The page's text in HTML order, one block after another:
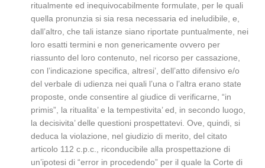
ritualmente ed inequivocabilmente formulate, per le quali
quella pronunzia si sia resa necessaria ed ineludibile, e,
dall’altro, che tali istanze siano riportate puntualmente, nei
loro esatti termini e non genericamente ovvero per
riassunto del loro contenuto, nel ricorso per cassazione,
con l’indicazione specifica, altresi’, dell’atto difensivo e/o
del verbale di udienza nei quali l’una o l’altra erano state
proposte, onde consentire al giudice di verificarne, “in
primis”, la ritualita’ e la tempestivita’ ed, in secondo luogo,
la decisivita’ delle questioni prospettatevi. Ove, quindi, si
deduca la violazione, nel giudizio di merito, del citato
articolo 112 c.p.c., riconducibile alla prospettazione di
un’ipotesi di “error in procedendo” per il quale la Corte di